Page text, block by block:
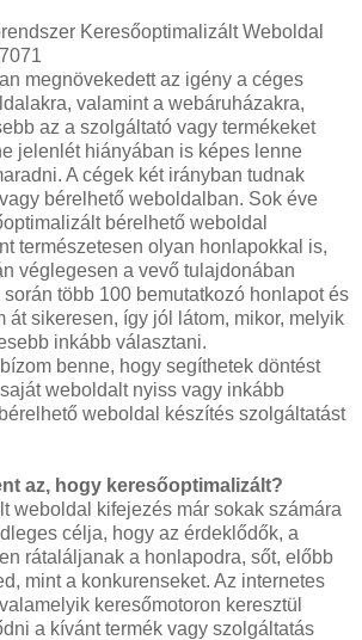
Keresőoptimalizált Weboldal
megnövekedett az igény a céges
valamint a webáruházakra,
az a szolgáltató vagy termékeket
jelenlét hiányában is képes lenne
A cégek két irányban tudnak
bérelhető weboldalban. Sok éve
bérelhető weboldal
természetesen olyan honlapokkal is,
véglegesen a vevő tulajdonában
több 100 bemutatkozó honlapot és
át sikeresen, így jól látom, mikor, melyik
inkább választani.
benne, hogy segíthetek döntést
weboldalt nyiss vagy inkább
weboldal készítés szolgáltatást
az, hogy keresőoptimalizált?
weboldal kifejezés már sokak számára
célja, hogy az érdeklődők, a
rátaláljanak a honlapodra, sőt, előbb
mint a konkurenseket. Az internetes
keresőmotoron keresztül
a kívánt termék vagy szolgáltatás